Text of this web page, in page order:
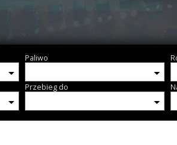
Paliwo
Przebieg do